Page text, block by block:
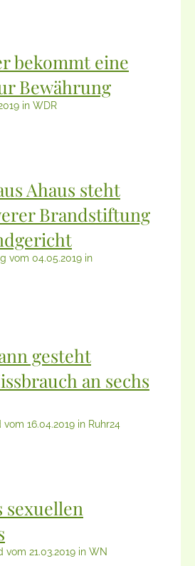
bekommt eine
Bewährung
in WDR
Ahaus steht
Brandstiftung
vom 04.05.2019 in
gesteht
an sechs
16.04.2019 in Ruhr24
21.03.2019 in WN